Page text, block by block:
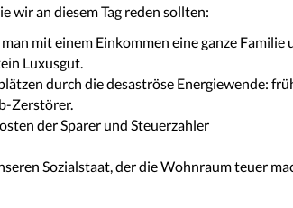
wir an diesem Tag reden sollten:
mit einem Einkommen eine ganze Familie
Luxusgut.
durch die desaströse Energiewende:
Zerstörer.
der Sparer und Steuerzahler
Sozialstaat, der die Wohnraum teuer